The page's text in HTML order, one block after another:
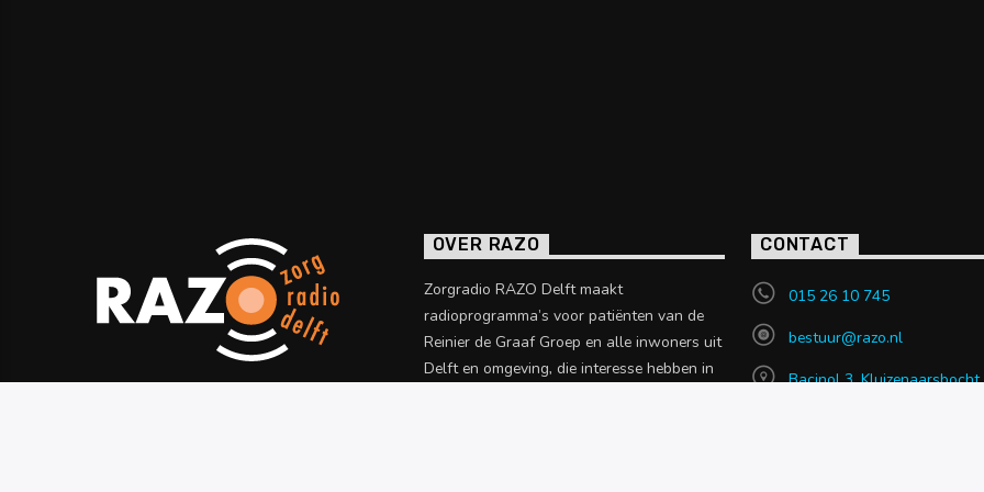
OVER RAZO
Zorgradio RAZO Delft maakt
radioprogramma’s voor patiënten van de
Reinier de Graaf Groep en alle inwoners uit
Delft en omgeving, die interesse hebben in
CONTACT
015 26 10 745
bestuur@razo.nl
Bacinol 3, Kluizenaarsbocht